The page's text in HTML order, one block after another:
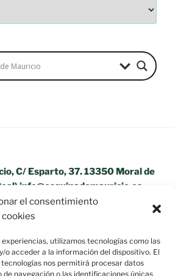
el consentimiento
cookies
utilizamos tecnologías como las
o acceder a la información del dispositivo. El
nos permitirá procesar datos
navegación o las identificaciones únicas
C/ Esparto, 37. 13350 Moral de
info@esquinademauricio.es